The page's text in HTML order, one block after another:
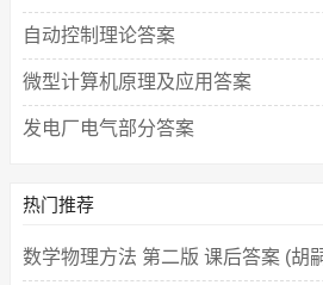
自动控制理论答案
微型计算机原理及应用答案
发电厂电气部分答案
热门推荐
数学物理方法 第二版 课后答案 (胡